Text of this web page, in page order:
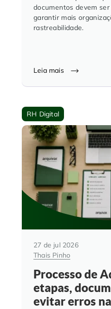
documentos devem
garantir mais
rastreabilidade.
Leia mais
RH Digital
27 de jul 2026
Thais Pinho
Processo de
etapas,
evitar erros